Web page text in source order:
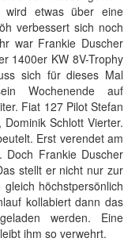
wird etwas über eine
verbessert sich noch
war Frankie Duscher
1400er KW 8V-Trophy
sich für dieses Mal
Wochenende auf
Fiat 127 Pilot Stefan
Schlott Vierter.
Erst verendet am
Doch Frankie Duscher
stellt er nicht nur zur
höchstpersönlich
kollabiert dann das
werden. Eine
ihm so verwehrt.